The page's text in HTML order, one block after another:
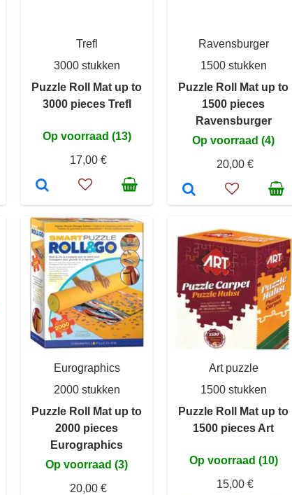
Trefl
3000 stukken
Puzzle Roll Mat up to
3000 pieces Trefl
Op voorraad (13)
17,00 €
Ravensburger
1500 stukken
Puzzle Roll Mat up to
1500 pieces
Ravensburger
Op voorraad (4)
20,00 €
Eurographics
2000 stukken
Puzzle Roll Mat up to
2000 pieces
Eurographics
Op voorraad (3)
20,00 €
Art puzzle
1500 stukken
Puzzle Roll Mat up to
1500 pieces Art
Op voorraad (10)
15,00 €